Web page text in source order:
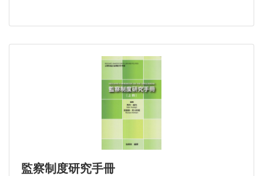
監察制度研究手冊